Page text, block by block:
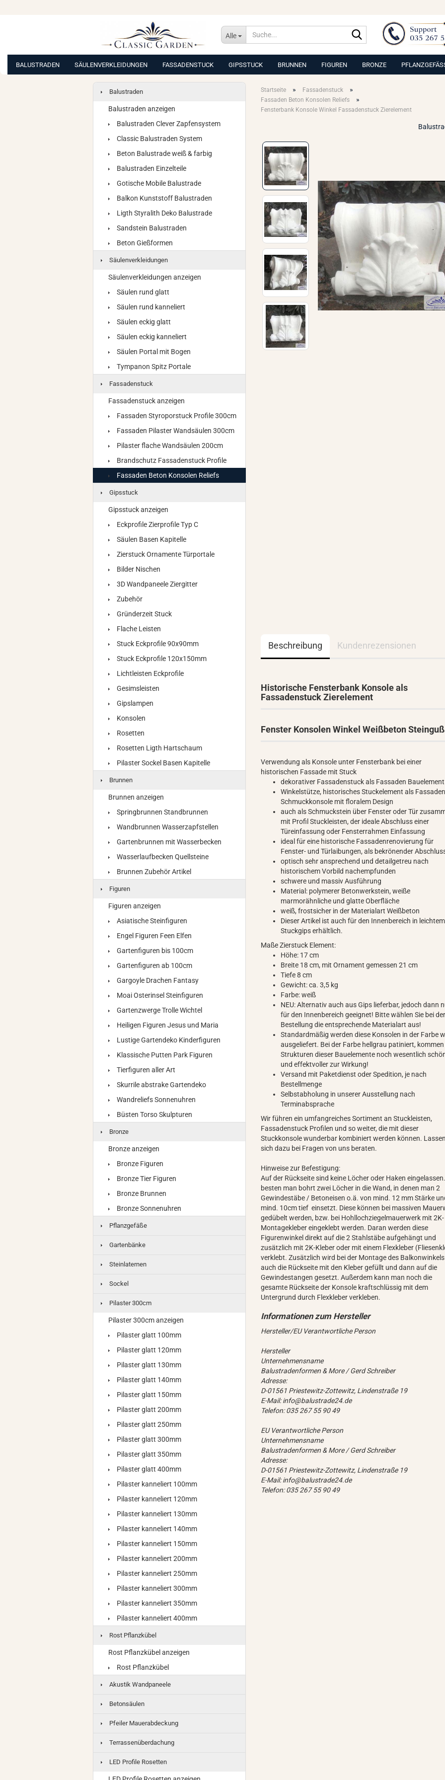
Alle
Suche...
BALUSTRADEN SÄULENVERKLEIDUNGEN FASSADENSTUCK GIPSSTUCK BRUNNEN FIGUREN BRONZE
Startseite » Fassadenstuck »
Fassaden Beton Konsolen Reliefs »
Fensterbank Konsole Winkel Fassadenstuck Zierelement
Beschreibung Kundenrezensionen
Historische Fensterbank Konsole als
Fassadenstuck Zierelement
Fenster Konsolen Winkel Weißbeton Steinguß
Verwendung als Konsole unter Fensterbank bei einer
historischen Fassade mit Stuck
dekorativer Fassadenstuck als Fassaden Bauelement
Winkelstütze, historisches Stuckelement als Fassaden
Schmuckkonsole mit floralem Design
auch als Schmuckstein über Fenster oder Tür
mit Profil Stuckleisten, der ideale Abschluss einer
Türeinfassung oder Fensterrahmen Einfassung
ideal für eine historische Fassadenrenovierung für
Fenster- und Türlaibungen, als bekrönender
optisch sehr ansprechend und detailgetreu nach
historischem Vorbild nachempfunden
schwere und massiv Ausführung
Material: polymerer Betonwerkstein, weiße
marmorähnliche und glatte Oberfläche
weiß, frostsicher in der Materialart Weißbeton
Dieser Artikel ist auch für den Innenbereich in leichtem
Stuckgips erhältlich.
Maße Zierstuck Element:
Höhe: 17 cm
Breite 18 cm, mit Ornament gemessen 21 cm
Tiefe 8 cm
Gewicht: ca. 3,5 kg
Farbe: weiß
NEU: Alternativ auch aus Gips lieferbar, jedoch dann
für den Innenbereich geeignet! Bitte wählen Sie bei der
Bestellung die entsprechende Materialart aus!
Standardmäßig werden diese Konsolen in der Farbe
ausgeliefert. Bei der Farbe hellgrau patiniert, kommen
Strukturen dieser Bauelemente noch wesentlich
und effektvoller zur Wirkung!
Versand mit Paketdienst oder Spedition, je nach
Bestellmenge
Selbstabholung in unserer Ausstellung nach
Terminabsprache
Wir führen ein umfangreiches Sortiment an Stuckleisten,
Fassadenstuck Profilen und so weiter, die mit dieser
Stuckkonsole wunderbar kombiniert werden können.
sich dazu bei Fragen von uns beraten.
Hinweise zur Befestigung:
Auf der Rückseite sind keine Löcher oder Haken
besten man bohrt zwei Löcher in die Wand, in denen man 2
Gewindestäbe / Betoneisen o.ä. von mind. 12 mm Stärke
mind. 10cm tief einsetzt. Diese können bei massiven
gedübelt werden, bzw. bei Hohllochziegelmauerwerk mit 2K-
Montagekleber eingeklebt werden. Daran werden diese
Figurenwinkel direkt auf die 2 Stahlstäbe aufgehängt und
zusätzlich mit 2K-Kleber oder mit einem Flexkleber
verklebt. Zusätzlich wird bei der Montage des Balkonwinkels
auch die Rückseite mit den Kleber gefüllt und dann auf die
Gewindestangen gesetzt. Außerdem kann man noch die
gesamte Rückseite der Konsole kraftschlüssig mit dem
Untergrund durch Flexkleber verkleben.
Hersteller/EU Verantwortliche Person
Hersteller
Unternehmensname
Balustradenformen & More / Gerd Schreiber
Adresse:
D-01561 Priestewitz-Zottewitz, Lindenstraße 19
E-Mail: info@balustrade24.de
Telefon: 035 267 55 90 49
EU Verantwortliche Person
Unternehmensname
Balustradenformen & More / Gerd Schreiber
Adresse:
D-01561 Priestewitz-Zottewitz, Lindenstraße 19
E-Mail: info@balustrade24.de
Telefon: 035 267 55 90 49
Balustraden
Balustraden anzeigen
Balustraden Clever Zapfensystem
Classic Balustraden System
Beton Balustrade weiß & farbig
Balustraden Einzelteile
Gotische Mobile Balustrade
Balkon Kunststoff Balustraden
Ligth Styralith Deko Balustrade
Sandstein Balustraden
Beton Gießformen
Säulenverkleidungen
Säulenverkleidungen anzeigen
Säulen rund glatt
Säulen rund kanneliert
Säulen eckig glatt
Säulen eckig kanneliert
Säulen Portal mit Bogen
Tympanon Spitz Portale
Fassadenstuck
Fassadenstuck anzeigen
Fassaden Styroporstuck Profile 300cm
Fassaden Pilaster Wandsäulen 300cm
Pilaster flache Wandsäulen 200cm
Brandschutz Fassadenstuck Profile
Fassaden Beton Konsolen Reliefs
Gipsstuck
Gipsstuck anzeigen
Eckprofile Zierprofile Typ C
Säulen Basen Kapitelle
Zierstuck Ornamente Türportale
Bilder Nischen
3D Wandpaneele Ziergitter
Zubehör
Gründerzeit Stuck
Flache Leisten
Stuck Eckprofile 90x90mm
Stuck Eckprofile 120x150mm
Lichtleisten Eckprofile
Gesimsleisten
Gipslampen
Konsolen
Rosetten
Rosetten Ligth Hartschaum
Pilaster Sockel Basen Kapitelle
Brunnen
Brunnen anzeigen
Springbrunnen Standbrunnen
Wandbrunnen Wasserzapfstellen
Gartenbrunnen mit Wasserbecken
Wasserlaufbecken Quellsteine
Brunnen Zubehör Artikel
Figuren
Figuren anzeigen
Asiatische Steinfiguren
Engel Figuren Feen Elfen
Gartenfiguren bis 100cm
Gartenfiguren ab 100cm
Gargoyle Drachen Fantasy
Moai Osterinsel Steinfiguren
Gartenzwerge Trolle Wichtel
Heiligen Figuren Jesus und Maria
Lustige Gartendeko Kinderfiguren
Klassische Putten Park Figuren
Tierfiguren aller Art
Skurrile abstrake Gartendeko
Wandreliefs Sonnenuhren
Büsten Torso Skulpturen
Bronze
Bronze anzeigen
Bronze Figuren
Bronze Tier Figuren
Bronze Brunnen
Bronze Sonnenuhren
Pflanzgefäße
Gartenbänke
Steinlaternen
Sockel
Pilaster 300cm
Pilaster 300cm anzeigen
Pilaster glatt 100mm
Pilaster glatt 120mm
Pilaster glatt 130mm
Pilaster glatt 140mm
Pilaster glatt 150mm
Pilaster glatt 200mm
Pilaster glatt 250mm
Pilaster glatt 300mm
Pilaster glatt 350mm
Pilaster glatt 400mm
Pilaster kanneliert 100mm
Pilaster kanneliert 120mm
Pilaster kanneliert 130mm
Pilaster kanneliert 140mm
Pilaster kanneliert 150mm
Pilaster kanneliert 200mm
Pilaster kanneliert 250mm
Pilaster kanneliert 300mm
Pilaster kanneliert 350mm
Pilaster kanneliert 400mm
Rost Pflanzkübel
Rost Pflanzkübel anzeigen
Rost Pflanzkübel
Akustik Wandpaneele
Betonsäulen
Pfeiler Mauerabdeckung
Terrassenüberdachung
LED Profile Rosetten